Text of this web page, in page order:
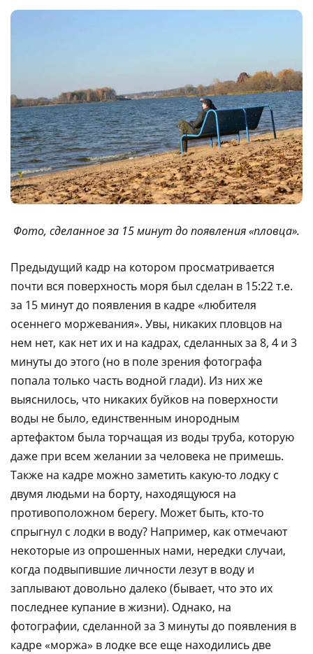
Фото, сделанное за 15 минут до появления «пловца».
Предыдущий кадр на котором просматривается
почти вся поверхность моря был сделан в 15:22 т.е.
за 15 минут до появления в кадре «любителя
осеннего моржевания». Увы, никаких пловцов на
нем нет, как нет их и на кадрах, сделанных за 8, 4 и 3
минуты до этого (но в поле зрения фотографа
попала только часть водной глади). Из них же
выяснилось, что никаких буйков на поверхности
воды не было, единственным инородным
артефактом была торчащая из воды труба, которую
даже при всем желании за человека не примешь.
Также на кадре можно заметить какую-то лодку с
двумя людьми на борту, находящуюся на
противоположном берегу. Может быть, кто-то
спрыгнул с лодки в воду? Например, как отмечают
некоторые из опрошенных нами, нередки случаи,
когда подвыпившие личности лезут в воду и
заплывают довольно далеко (бывает, что это их
последнее купание в жизни). Однако, на
фотографии, сделанной за 3 минуты до появления в
кадре «моржа» в лодке все еще находились две